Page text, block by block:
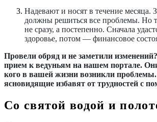
Надевают и носят в течение месяца.
должны решиться все проблемы. Но
не сразу, а постепенно. Сначала
здоровье, потом — финансовое
Провели обряд и не заметили
прием к ведуньям на нашем портале.
кого в вашей жизни возникли
ясновидящие избавят от трудностей с
Со святой водой и